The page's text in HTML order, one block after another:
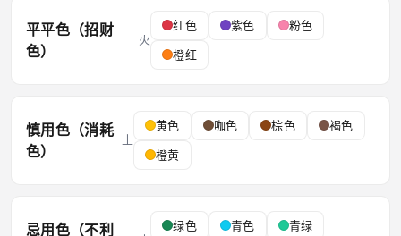
平平色（招财
色）
火
红色 紫色
粉色
橙红
慎用色（消耗
色）
土
黄色 咖色 棕色
褐色
橙黄
忌用色（不利
绿色 青色
青绿